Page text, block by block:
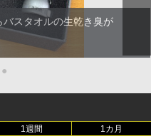
スタオルの生乾き臭が
●
1週間 1カ月